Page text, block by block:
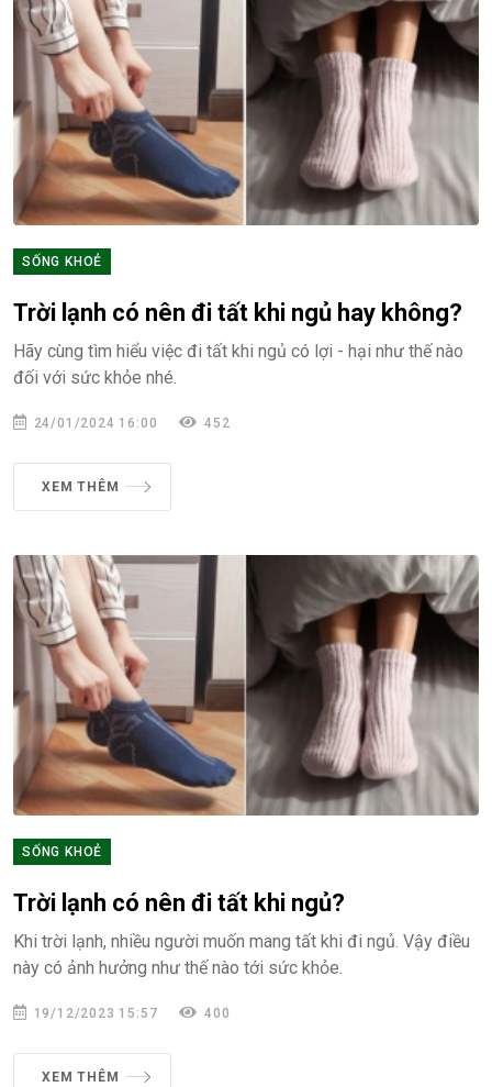
SỐNG KHOẺ
Trời lạnh có nên đi tất khi ngủ hay không?
Hãy cùng tìm hiểu việc đi tất khi ngủ có lợi - hại như thế nào
đối với sức khỏe nhé.
24/01/2024 16:00 452
XEM THÊM
SỐNG KHOẺ
Trời lạnh có nên đi tất khi ngủ?
Khi trời lạnh, nhiều người muốn mang tất khi đi ngủ. Vậy điều
này có ảnh hưởng như thế nào tới sức khỏe.
19/12/2023 15:57 400
XEM THÊM